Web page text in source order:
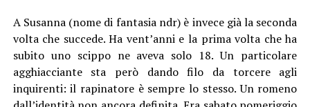
A Susanna (nome di fantasia ndr) è invece già la seconda
volta che succede. Ha vent’anni e la prima volta che ha
subito uno scippo ne aveva solo 18. Un particolare
agghiacciante sta però dando filo da torcere agli
inquirenti: il rapinatore è sempre lo stesso. Un romeno